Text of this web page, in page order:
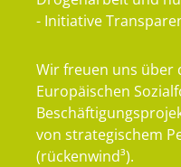
- Initiative
Wir freuen uns über
Europäischen
von strategischem
(rückenwind³).